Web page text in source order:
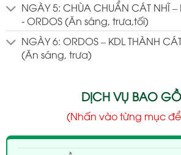
NGÀY 5: CHÙA CHUẨN CÁT NHĨ
- ORDOS (Ăn sáng, trưa,tối)
NGÀY 6: ORDOS – KDL THÀNH
(Ăn sáng, trưa)
DỊCH VỤ BAO
(Nhấn vào từng mục